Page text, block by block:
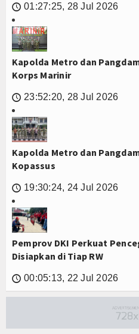
🕔 01:27:25, 28 Jul 2026
Kapolda Metro dan
Korps Marinir
🕔 23:52:20, 28 Jul 2026
Kapolda Metro dan
Kopassus
🕔 19:30:24, 24 Jul 2026
Pemprov DKI Perkuat
Disiapkan di Tiap RW
🕔 00:05:13, 22 Jul 2026